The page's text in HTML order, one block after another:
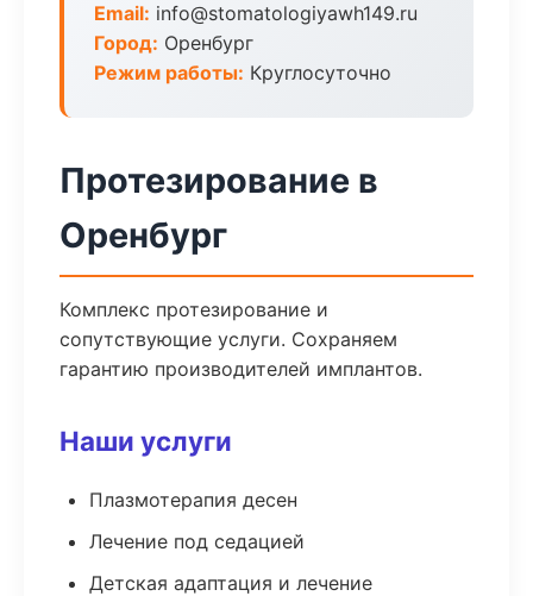
Email: info@stomatologiyawh149.ru
Город: Оренбург
Режим работы: Круглосуточно
Протезирование в
Оренбург
Комплекс протезирование и
сопутствующие услуги. Сохраняем
гарантию производителей имплантов.
Наши услуги
Плазмотерапия десен
Лечение под седацией
Детская адаптация и лечение